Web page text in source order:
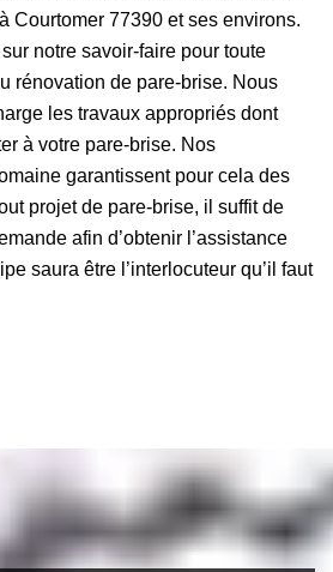
Courtomer 77390 et ses environs.
notre savoir-faire pour toute
rénovation de pare-brise. Nous
les travaux appropriés dont
à votre pare-brise. Nos
garantissent pour cela des
projet de pare-brise, il suffit de
afin d’obtenir l’assistance
saura être l’interlocuteur qu’il faut